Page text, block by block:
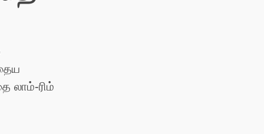
லாம்-ரிம்